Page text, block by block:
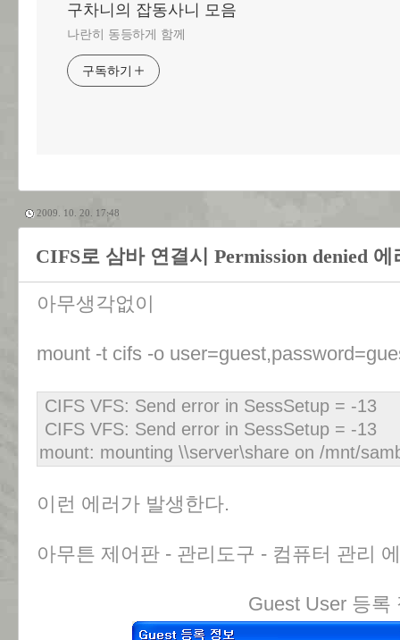
구차니의 잡동사니 모음
나란히 동등하게 함께
구독하기
2009. 10. 20. 17:48
CIFS로 삼바 연결시 Permission denied 에
아무생각없이
mount -t cifs -o
CIFS VFS: Send error in SessSetup = -13
CIFS VFS: Send error in SessSetup = -13
mount: mounting \\server\share on /mnt/
이런 에러가 발생한다.
아무튼 제어판 - 관리도구 - 컴퓨터 관리
Guest User 등록